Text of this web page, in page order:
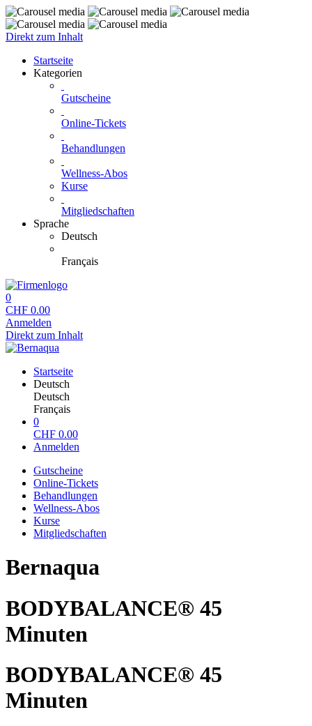
Direkt zum Inhalt
Startseite
Kategorien
Gutscheine
Online-Tickets
Behandlungen
Wellness-Abos
Kurse
Mitgliedschaften
Sprache
Deutsch
Français
0
CHF 0.00
Anmelden
Direkt zum Inhalt
Startseite
Deutsch
Deutsch
Français
0
CHF 0.00
Anmelden
Gutscheine
Online-Tickets
Behandlungen
Wellness-Abos
Kurse
Mitgliedschaften
Bernaqua
BODYBALANCE® 45
Minuten
BODYBALANCE® 45
Minuten